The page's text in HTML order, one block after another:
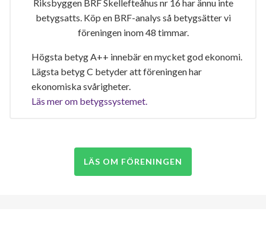
Riksbyggen BRF Skellefteåhus nr 16 har ännu inte
betygsatts. Köp en BRF-analys så betygsätter vi
föreningen inom 48 timmar.
Högsta betyg A++ innebär en mycket god ekonomi.
Lägsta betyg C betyder att föreningen har
ekonomiska svårigheter.
Läs mer om betygssystemet.
LÄS OM FÖRENINGEN